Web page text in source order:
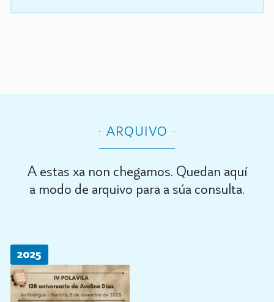
ARQUIVO
A estas xa non chegamos. Quedan aquí
a modo de arquivo para a súa consulta.
2025